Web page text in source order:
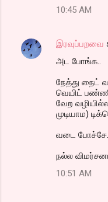
10:45 AM
இரவுப்பறவை
அட போங்க..
நேத்து நைட்
வெயிட்
வேற
முடியாம)
வடை போச்சே...
நல்ல
10:51 AM